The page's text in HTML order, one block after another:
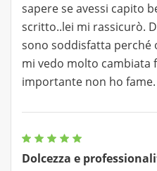
sapere se avessi capito
scritto..lei mi rassicurò.
sono soddisfatta perché
mi vedo molto cambiata
importante non ho fame.
Dolcezza e